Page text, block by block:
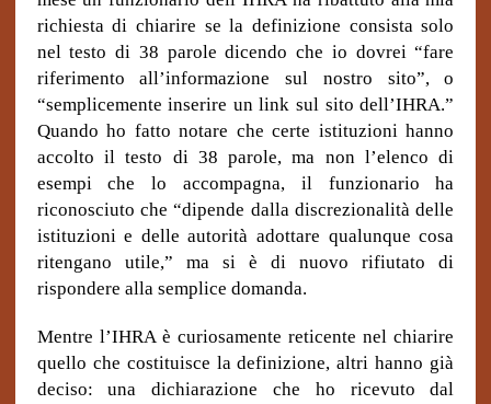
richiesta di chiarire se la definizione consista solo
nel testo di 38 parole dicendo che io dovrei “fare
riferimento all’informazione sul nostro sito”, o
“semplicemente inserire un link sul sito dell’IHRA.”
Quando ho fatto notare che certe istituzioni hanno
accolto il testo di 38 parole, ma non l’elenco di
esempi che lo accompagna, il funzionario ha
riconosciuto che “dipende dalla discrezionalità delle
istituzioni e delle autorità adottare qualunque cosa
ritengano utile,” ma si è di nuovo rifiutato di
rispondere alla semplice domanda.
Mentre l’IHRA è curiosamente reticente nel chiarire
quello che costituisce la definizione, altri hanno già
deciso: una dichiarazione che ho ricevuto dal